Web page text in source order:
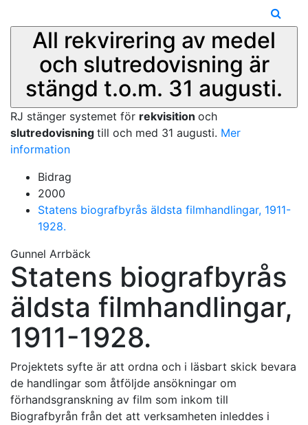
All rekvirering av medel
och slutredovisning är
stängd t.o.m. 31 augusti.
RJ stänger systemet för rekvisition och
slutredovisning till och med 31 augusti. Mer
information
Bidrag
2000
Statens biografbyrås äldsta filmhandlingar, 1911-
1928.
Gunnel Arrbäck
Statens biografbyrås
äldsta filmhandlingar,
1911-1928.
Projektets syfte är att ordna och i läsbart skick bevara
de handlingar som åtföljde ansökningar om
förhandsgranskning av film som inkom till
Biografbyrån från det att verksamheten inleddes i